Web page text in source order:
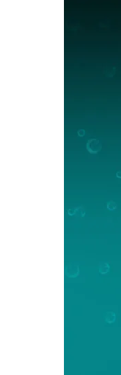
дыхательные